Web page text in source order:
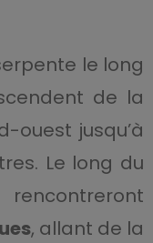
le long
de la
ouest jusqu’à
Le long du
, allant de la